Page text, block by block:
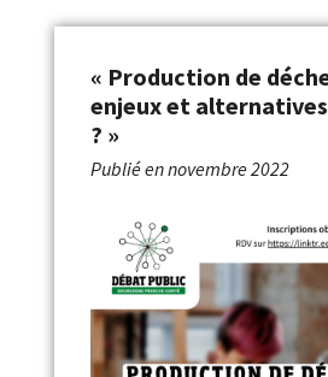
« Production de
enjeux et
? »
Publié ennovembre 2022